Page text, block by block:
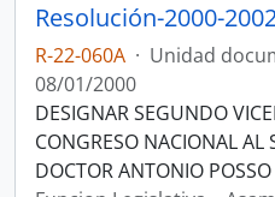
Resolución-2000-
R-22-060A · Unidad
08/01/2000
DESIGNAR SEGUNDO
CONGRESO NACIONAL AL
DOCTOR ANTONIO